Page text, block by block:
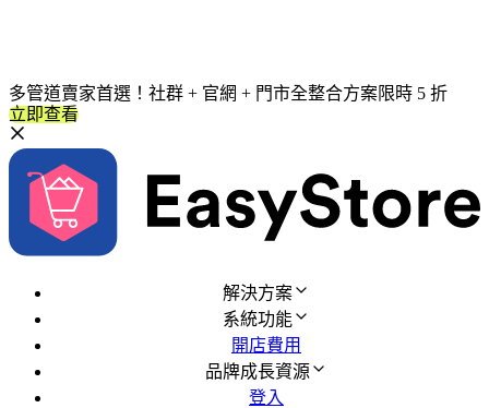
多管道賣家首選！社群 + 官網 + 門市全整合方案限時 5 折
立即查看
解決方案
系統功能
開店費用
品牌成長資源
登入